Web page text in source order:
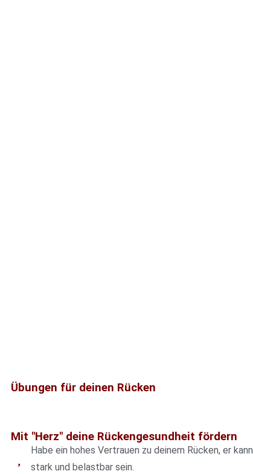
Übungen für deinen Rücken
Mit "Herz" deine Rückengesundheit fördern
Habe ein hohes Vertrauen zu deinem Rücken, er kann
stark und belastbar sein.